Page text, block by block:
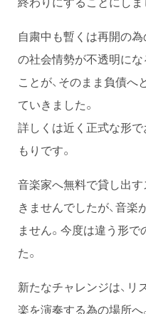
自粛中も暫くは再開の
の社会情勢が不透明にな
ことが、そのまま負債
ていきました。
詳しくは近く正式な形
もりです。
音楽家へ無料で貸し出
きませんでしたが、音
ません。今度は違う形
た。
新たなチャレンジは、リ
楽を演奏する為の場所へ